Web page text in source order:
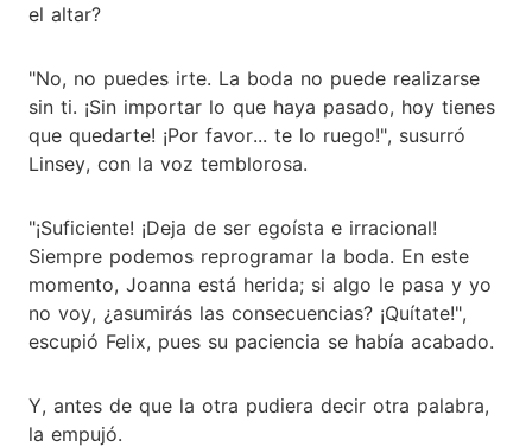
el altar?
"No, no puedes irte. La boda no puede realizarse
sin ti. ¡Sin importar lo que haya pasado, hoy tienes
que quedarte! ¡Por favor... te lo ruego!", susurró
Linsey, con la voz temblorosa.
"¡Suficiente! ¡Deja de ser egoísta e irracional!
Siempre podemos reprogramar la boda. En este
momento, Joanna está herida; si algo le pasa y yo
no voy, ¿asumirás las consecuencias? ¡Quítate!",
escupió Felix, pues su paciencia se había acabado.
Y, antes de que la otra pudiera decir otra palabra,
la empujó.